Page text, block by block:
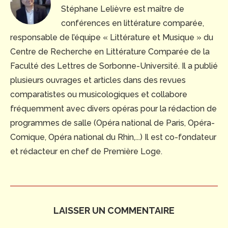
Stéphane Lelièvre est maître de
conférences en littérature comparée,
responsable de l’équipe « Littérature et Musique » du
Centre de Recherche en Littérature Comparée de la
Faculté des Lettres de Sorbonne-Université. Il a publié
plusieurs ouvrages et articles dans des revues
comparatistes ou musicologiques et collabore
fréquemment avec divers opéras pour la rédaction de
programmes de salle (Opéra national de Paris, Opéra-
Comique, Opéra national du Rhin,...) Il est co-fondateur
et rédacteur en chef de Première Loge.
LAISSER UN COMMENTAIRE